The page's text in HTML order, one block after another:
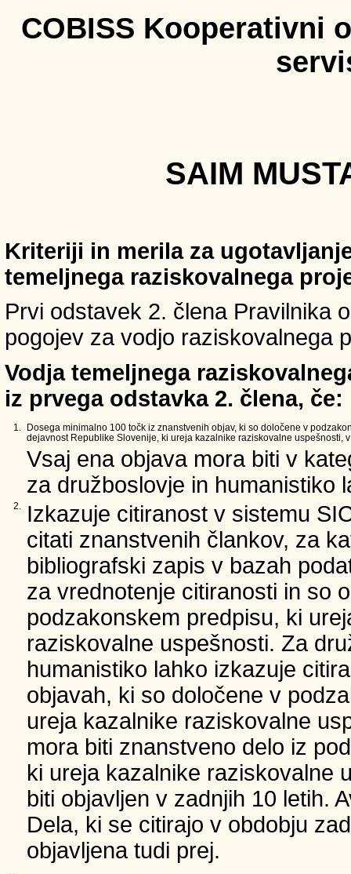
COBISS Kooperativni
SAIM
Kriteriji in merila za
temeljnega raziskovalnega
Prvi odstavek 2. člena Pravilnika
pogojev za vodjo raziskovalnega
Vodja temeljnega
iz prvega odstavka 2. člena, če:
1.
Dosega minimalno 100 točk iz znanstvenih objav, ki so določene v
dejavnost Republike Slovenije, ki ureja kazalnike raziskovalne uspešnosti,
Vsaj ena objava mora biti v
za družboslovje in humanistiko
2.
Izkazuje citiranost v sistemu
citati znanstvenih člankov, za
bibliografski zapis v bazah
za vrednotenje citiranosti in so
podzakonskem predpisu, ki
raziskovalne uspešnosti. Za
humanistiko lahko izkazuje
objavah, ki so določene v
ureja kazalnike raziskovalne
mora biti znanstveno delo iz
ki ureja kazalnike raziskovalne
biti objavljen v zadnjih 10 letih.
Dela, ki se citirajo v obdobju
objavljena tudi prej.